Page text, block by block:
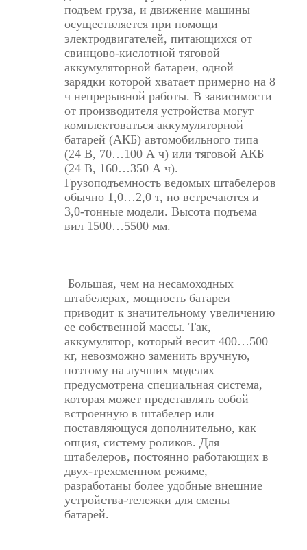
подъем груза, и движение машины
осуществляется при помощи
электродвигателей, питающихся от
свинцово-кислотной тяговой
аккумуляторной батареи, одной
зарядки которой хватает примерно на 8
ч непрерывной работы. В зависимости
от производителя устройства могут
комплектоваться аккумуляторной
батарей (АКБ) автомобильного типа
(24 В, 70…100 А ч) или тяговой АКБ
(24 В, 160…350 А ч).
Грузоподъемность ведомых штабелеров
обычно 1,0…2,0 т, но встречаются и
3,0-тонные модели. Высота подъема
вил 1500…5500 мм.
Большая, чем на несамоходных
штабелерах, мощность батареи
приводит к значительному увеличению
ее собственной массы. Так,
аккумулятор, который весит 400…500
кг, невозможно заменить вручную,
поэтому на лучших моделях
предусмотрена специальная система,
которая может представлять собой
встроенную в штабелер или
поставляющуся дополнительно, как
опция, систему роликов. Для
штабелеров, постоянно работающих в
двух-трехсменном режиме,
разработаны более удобные внешние
устройства-тележки для смены
батарей.